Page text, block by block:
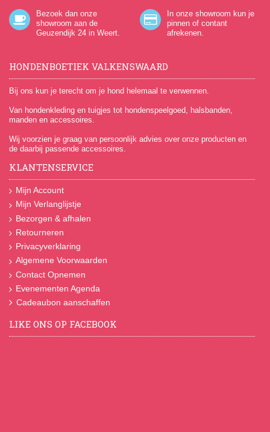
Bezoek dan onze
showroom aan de
Geuzendijk 24 in Weert.
In onze showroom kun je
pinnen of contant
afrekenen.
HONDENBOETIEK VALKENSWAARD
Bij ons kun je terecht om je hond helemaal te verwennen.
Van hondenkleding en tuigjes tot hondenspeelgoed, halsbanden,
manden en accessoires.
Wij voorzien je graag van persoonlijk advies over onze producten en
de daarbij passende accessoires.
KLANTENSERVICE
Mijn Account
Mijn Verlanglijstje
Bezorgen & afhalen
Retourneren
Privacyverklaring
Algemene Voorwaarden
Contact Opnemen
Evenementen Agenda
Cadeaubon aanschaffen
LIKE ONS OP FACEBOOK